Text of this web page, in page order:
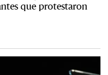
que protestaron